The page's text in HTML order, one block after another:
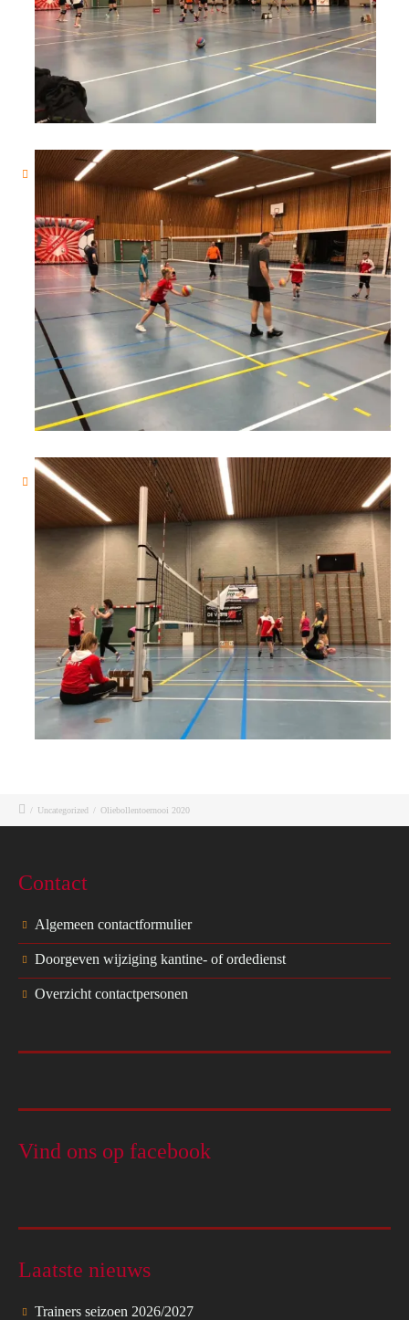
/ Uncategorized / Oliebollentoernooi 2020
Contact
Algemeen contactformulier
Doorgeven wijziging kantine- of ordedienst
Overzicht contactpersonen
Vind ons op facebook
Laatste nieuws
Trainers seizoen 2026/2027